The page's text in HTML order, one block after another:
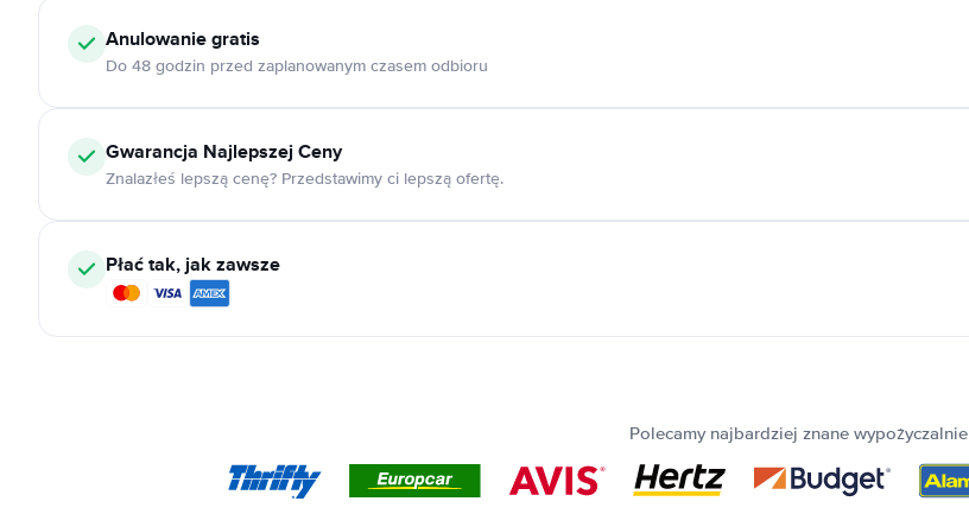
Anulowaniegratis
Do 48 godzin przed zaplanowanym czasem odbioru
Gwarancja Najlepszej Ceny
Znalazłeś lepszą cenę? Przedstawimy ci lepszą ofertę.
Płać tak, jak zawsze
Polecamy najbardziej znane wypożyczalnie